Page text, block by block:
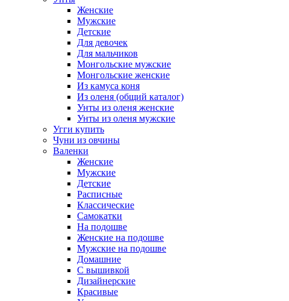
Женские
Мужские
Детские
Для девочек
Для мальчиков
Монгольские мужские
Монгольские женские
Из камуса коня
Из оленя (общий каталог)
Унты из оленя женские
Унты из оленя мужские
Угги купить
Чуни из овчины
Валенки
Женские
Мужские
Детские
Расписные
Классические
Самокатки
На подошве
Женские на подошве
Мужские на подошве
Домашние
С вышивкой
Дизайнерские
Красивые